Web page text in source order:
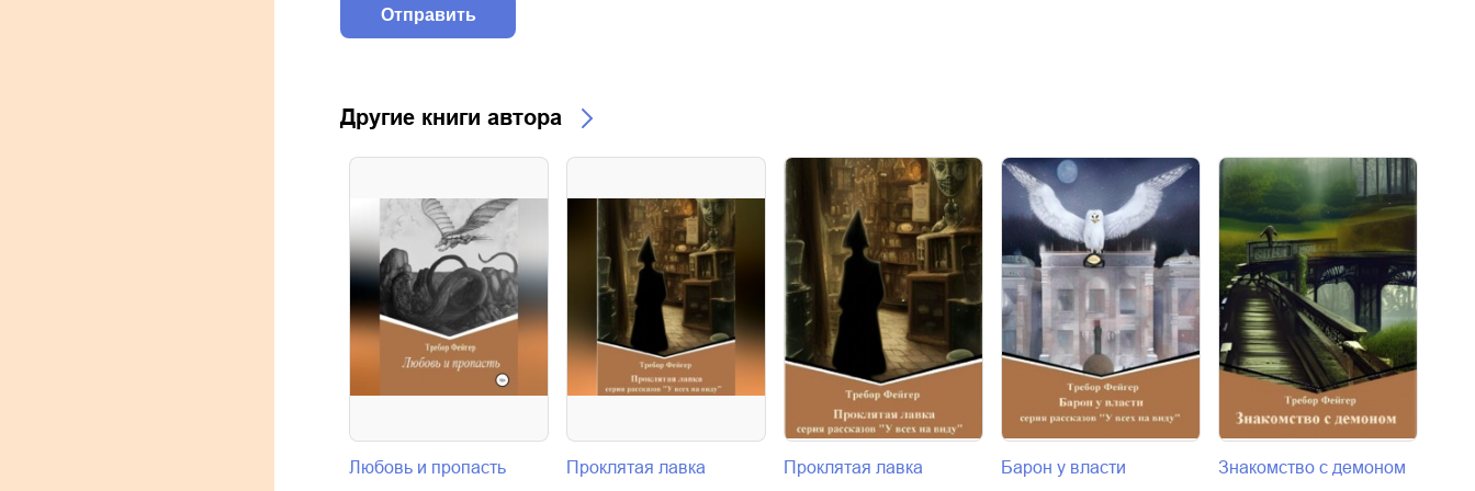
Другие книги автора
Любовь и пропасть Проклятая лавка Проклятая лавка Барон у власти Знакомство с демоном